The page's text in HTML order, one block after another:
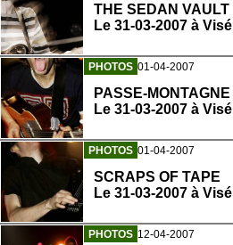
THE SEDAN VAULT
Le 31-03-2007 à Visé
PHOTOS 01-04-2007
PASSE-MONTAGNE
Le 31-03-2007 à Visé
PHOTOS 01-04-2007
SCRAPS OF TAPE
Le 31-03-2007 à Visé
PHOTOS 12-04-2007